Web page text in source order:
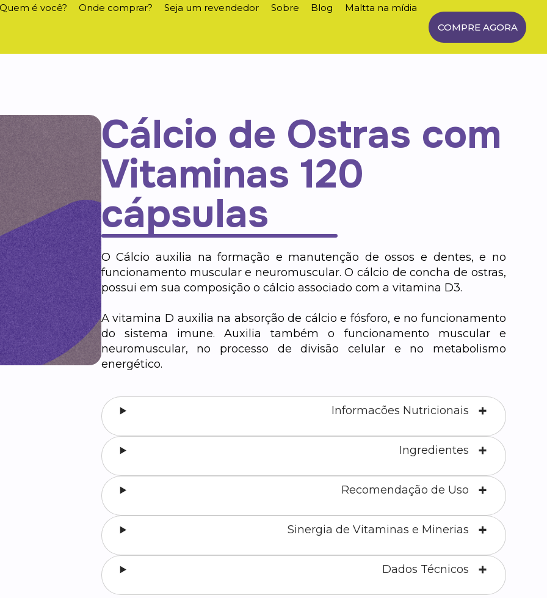
é você? Onde comprar? Seja um revendedor Sobre Blog
Maltta na mídia
COMPRE AGORA
Cálcio de Ostras com
Vitaminas 120
cápsulas
O Cálcio auxilia na formação e manutenção de ossos e dentes, e no
funcionamento muscular e neuromuscular. O cálcio de concha de ostras,
possui em sua composição o cálcio associado com a vitamina D3.
A vitamina D auxilia na absorção de cálcio e fósforo, e no funcionamento
do sistema imune.Auxilia também o funcionamento muscular e
neuromuscular, no processo de divisão celular e no metabolismo
energético.
Informacões Nutricionais
Ingredientes
Recomendação de Uso
Sinergia de Vitaminas e Minerias
Dados Técnicos